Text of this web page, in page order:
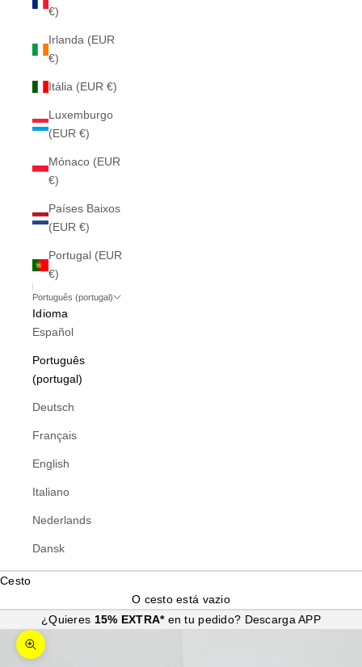
€)
Irlanda (EUR
€)
Itália (EUR €)
Luxemburgo
(EUR €)
Mónaco (EUR
€)
Países Baixos
(EUR €)
Portugal (EUR
€)
Português (portugal)
Idioma
Español
Português
(portugal)
Deutsch
Français
English
Italiano
Nederlands
Dansk
Cesto
O cesto está vazio
¿Quieres 15% EXTRA* en tu pedido? Descarga APP
Ampliar